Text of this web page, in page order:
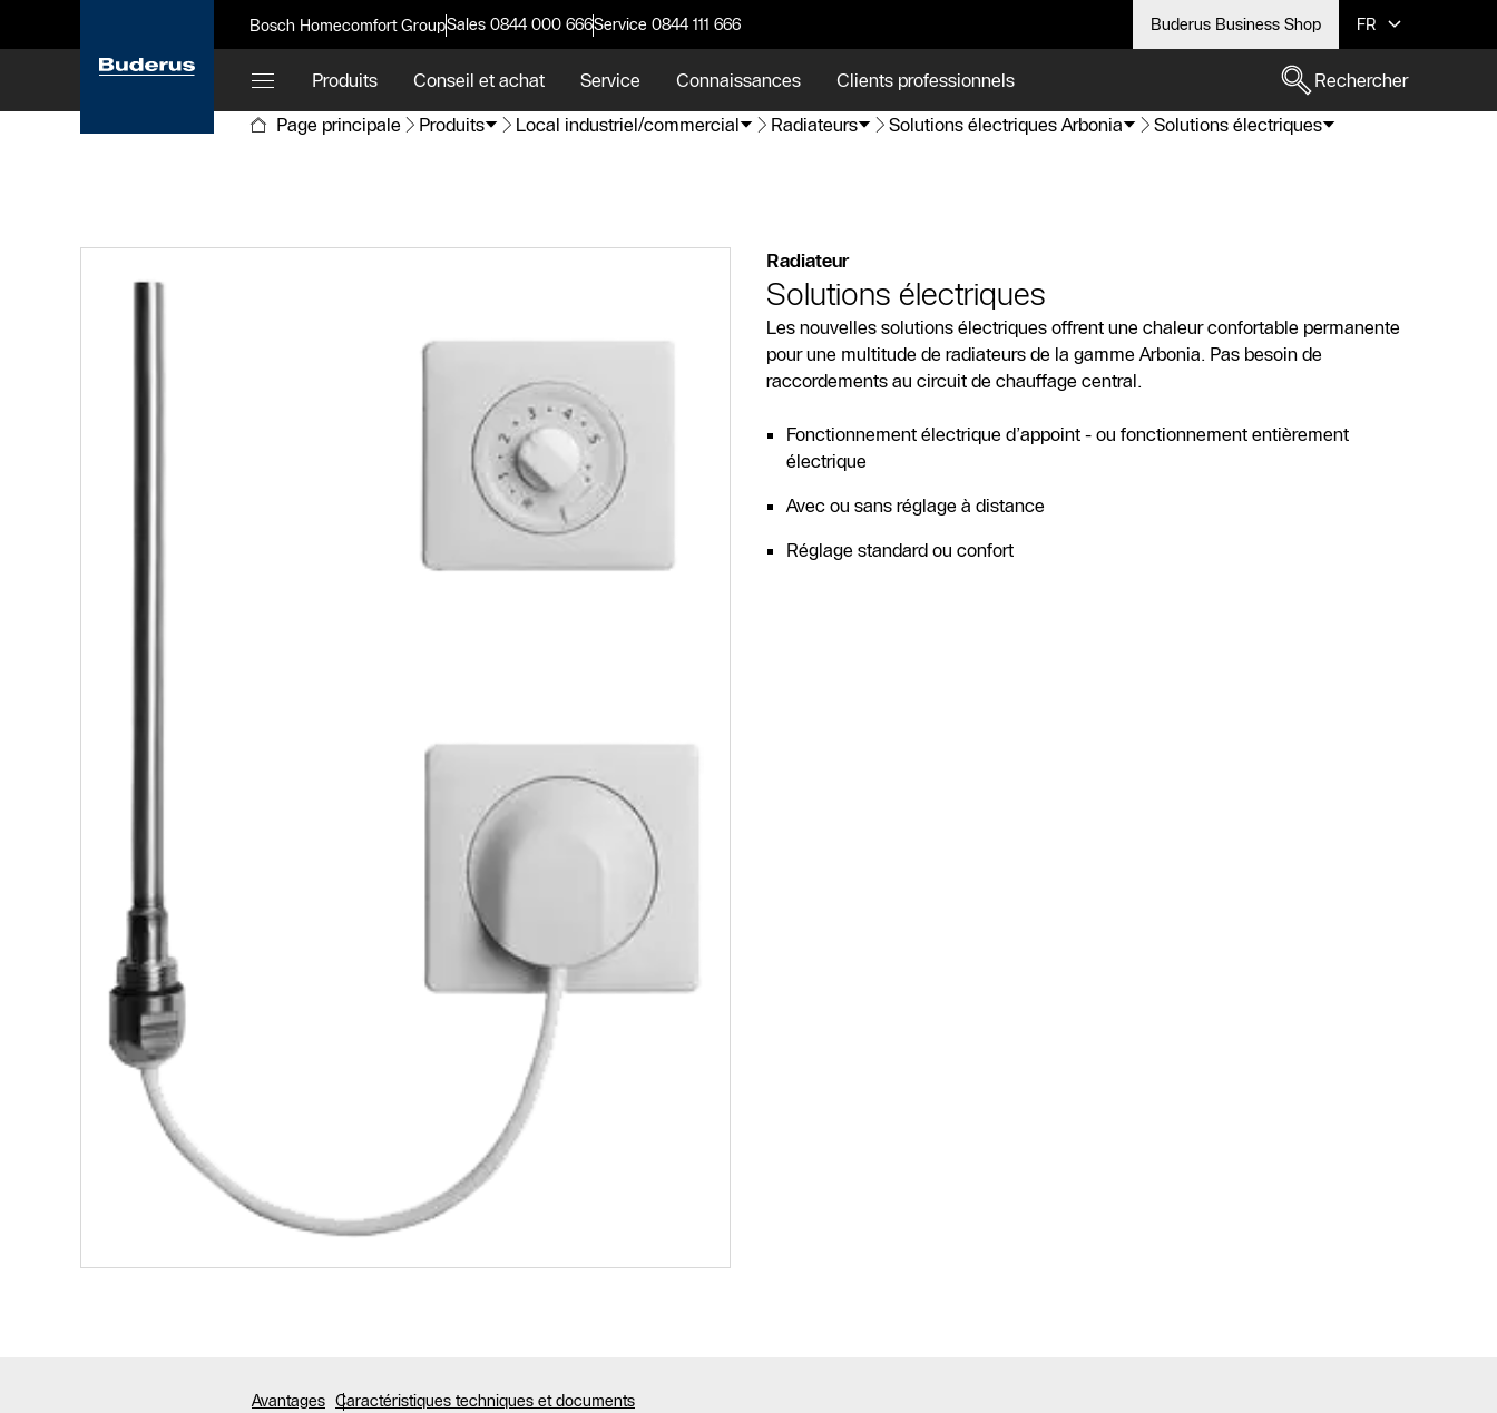
Bosch Homecomfort GroupSales 0844 000 666Service 0844 111 666 Buderus Business Shop FR
Produits Conseil et achat Service Connaissances Clients professionnels
Rechercher
Page principale
Produits Local industriel/commercial Radiateurs Solutions électriques Arbonia Solutions électriques
Radiateur
Solutions électriques
Les nouvelles solutions électriques offrent une chaleur confortable permanente
pour une multitude de radiateurs de la gamme Arbonia. Pas besoin de
raccordements au circuit de chauffage central.
Fonctionnement électrique d’appoint - ou fonctionnement entièrement
électrique
Avec ou sans réglage à distance
Réglage standard ou confort
Avantages Caractéristiques techniques et documents